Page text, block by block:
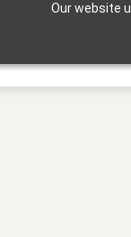
Our website